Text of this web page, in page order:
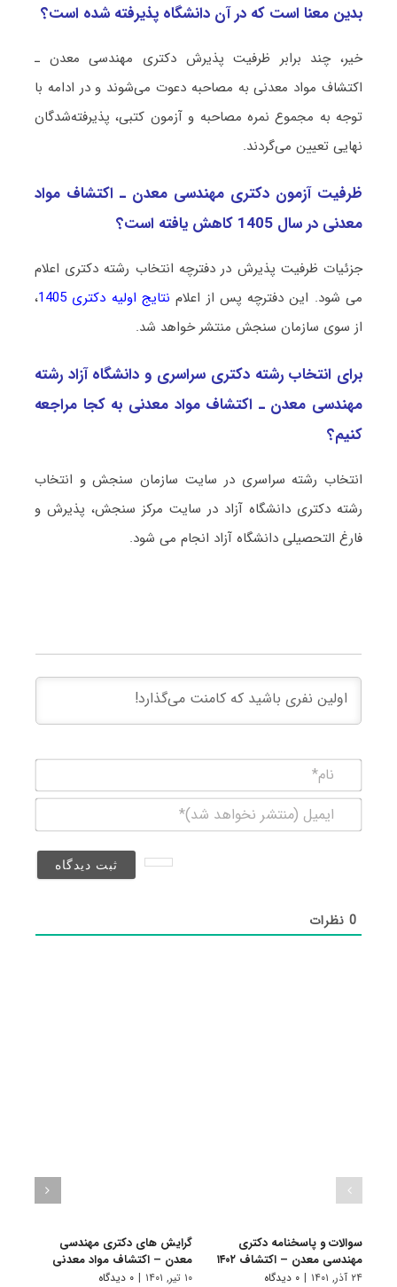
بدین معنا است که در آن دانشگاه پذیرفته شده است؟
خیر، چند برابر ظرفیت پذیرش دکتری ﻣﻬﻨﺪسی ﻣﻌﺪن ـ
اﻛﺘﺸﺎف مواد معدنی به مصاحبه دعوت می‌شوند و در ادامه با
توجه به مجموع نمره مصاحبه و آزمون کتبی، پذیرفته‌شدگان
نهایی تعیین می‌گردند.
ظرفیت آزمون دکتری ﻣﻬﻨﺪسی ﻣﻌﺪن ـ اﻛﺘﺸﺎف مواد
معدنی در سال 1405 کاهش یافته است؟
جزئیات ظرفیت پذیرش در دفترچه انتخاب رشته دکتری اعلام
می شود. این دفترچه پس از اعلام نتایج اولیه دکتری 1405
،
از سوی سازمان سنجش منتشر خواهد شد.
برای انتخاب رشته دکتری سراسری و دانشگاه آزاد رشته
ﻣﻬﻨﺪسی ﻣﻌﺪن ـ اﻛﺘﺸﺎف مواد معدنی به کجا مراجعه
کنیم؟
انتخاب رشته سراسری در سایت سازمان سنجش و انتخاب
رشته دکتری دانشگاه آزاد در سایت مرکز سنجش، پذیرش و
فارغ التحصیلی دانشگاه آزاد انجام می شود.
(منتشر
0نظرات
سوالات و پاسخنامه دکتری
مهندسی معدن – اکتشاف ۱۴۰۲
۲۴ آذر, ۱۴۰۱ | ۰ دیدگاه
گرایش های دکتری ﻣﻬﻨﺪسی
ﻣﻌﺪن – اﻛﺘﺸﺎف مواد معدنی
۱۰ تیر, ۱۴۰۱ | ۰ دیدگاه